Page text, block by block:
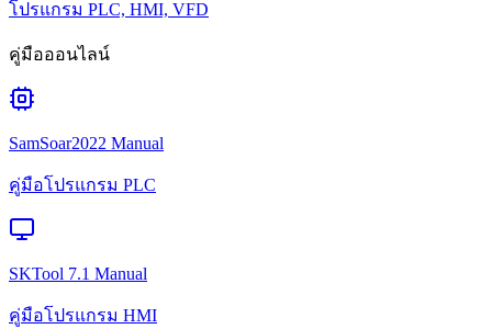
โปรแกรม PLC, HMI, VFD
คู่มือออนไลน์
SamSoar2022 Manual
คู่มือโปรแกรม PLC
SKTool 7.1 Manual
คู่มือโปรแกรม HMI